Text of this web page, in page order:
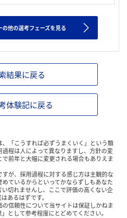
の他の選考フェーズを見る
結果に戻る
体験記に戻る
「こうすれば必ずうまくいく」という類
程は人によって異なりますし、方針の変
前年と大幅に変更される場合もありえま
が、採用過程に対する感じ方は主観的な
ているからといってかならずしもあなた
切れませんし、ここで評価の高くない企
あるはずです。
信頼性について当サイトは保証しかねま
として参考程度にとどめてください。